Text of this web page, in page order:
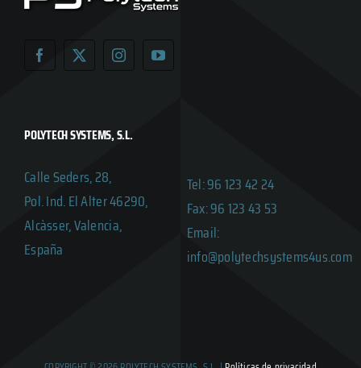
POLYTECH SYSTEMS, S.L.
Calle Seders, 28,
Pol. Ind. El Alter 46290,
Alcàsser, Valencia,
España
Tel: 96 123 42 24
Fax: 96 123 43 53
Email:
info@polytechsystems4us.com